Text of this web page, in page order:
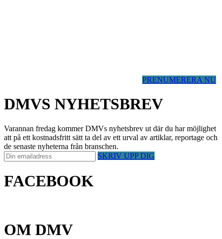
PRENUMERERA NU
DMVS NYHETSBREV
Varannan fredag kommer DMVs nyhetsbrev ut där du har möjlighet
att på ett kostnadsfritt sätt ta del av ett urval av artiklar, reportage och
de senaste nyheterna från branschen.
SKRIV UPP DIG
FACEBOOK
OM DMV